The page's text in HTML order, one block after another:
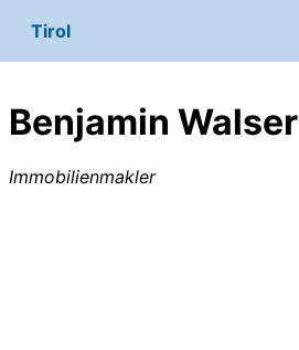
Tirol
Benjamin Walser
Immobilienmakler